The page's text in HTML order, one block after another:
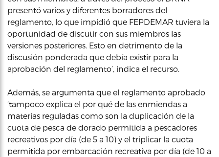
presentó varios y diferentes borradores del
reglamento, lo que impidió que FEPDEMAR tuviera la
oportunidad de discutir con sus miembros las
versiones posteriores. Esto en detrimento de la
discusión ponderada que debía existir para la
aprobación del reglamento’, indica el recurso.
Además, se argumenta que el reglamento aprobado
‘tampoco explica el por qué de las enmiendas a
materias reguladas como son la duplicación de la
cuota de pesca de dorado permitida a pescadores
recreativos por día (de 5 a 10) y el triplicar la cuota
permitida por embarcación recreativa por día (de 10 a